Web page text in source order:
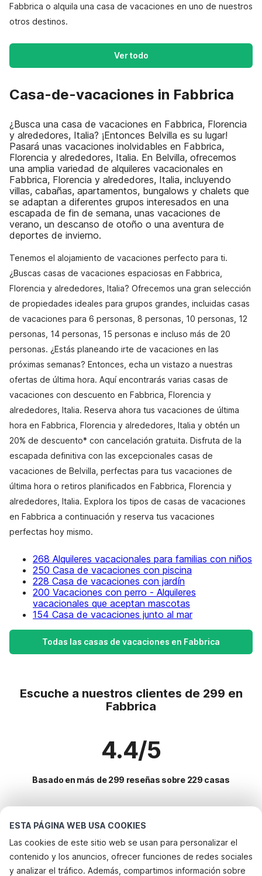
ESTA PÁGINA WEB USA COOKIES
Las cookies de este sitio web se usan para personalizar el
contenido y los anuncios, ofrecer funciones de redes sociales
y analizar el tráfico. Además, compartimos información sobre
Fabbrica o alquila una casa de vacaciones en uno de nuestros
otros destinos.
Ver todo
Casa-de-vacaciones in Fabbrica
¿Busca una casa de vacaciones en Fabbrica, Florencia
y alrededores, Italia? ¡Entonces Belvilla es su lugar!
Pasará unas vacaciones inolvidables en Fabbrica,
Florencia y alrededores, Italia. En Belvilla, ofrecemos
una amplia variedad de alquileres vacacionales en
Fabbrica, Florencia y alrededores, Italia, incluyendo
villas, cabañas, apartamentos, bungalows y chalets que
se adaptan a diferentes grupos interesados en una
escapada de fin de semana, unas vacaciones de
verano, un descanso de otoño o una aventura de
deportes de invierno.
Tenemos el alojamiento de vacaciones perfecto para ti.
¿Buscas casas de vacaciones espaciosas en Fabbrica,
Florencia y alrededores, Italia? Ofrecemos una gran selección
de propiedades ideales para grupos grandes, incluidas casas
de vacaciones para 6 personas, 8 personas, 10 personas, 12
personas, 14 personas, 15 personas e incluso más de 20
personas. ¿Estás planeando irte de vacaciones en las
próximas semanas? Entonces, echa un vistazo a nuestras
ofertas de última hora. Aquí encontrarás varias casas de
vacaciones con descuento en Fabbrica, Florencia y
alrededores, Italia. Reserva ahora tus vacaciones de última
hora en Fabbrica, Florencia y alrededores, Italia y obtén un
20% de descuento* con cancelación gratuita. Disfruta de la
escapada definitiva con las excepcionales casas de
vacaciones de Belvilla, perfectas para tus vacaciones de
última hora o retiros planificados en Fabbrica, Florencia y
alrededores, Italia. Explora los tipos de casas de vacaciones
en Fabbrica a continuación y reserva tus vacaciones
perfectas hoy mismo.
268 Alquileres vacacionales para familias con niños
250 Casa de vacaciones con piscina
228 Casa de vacaciones con jardín
200 Vacaciones con perro - Alquileres
vacacionales que aceptan mascotas
154 Casa de vacaciones junto al mar
Todas las casas de vacaciones en Fabbrica
Escuche a nuestros clientes de 299 en
Fabbrica
4.4/5
Basado en más de 299 reseñas sobre 229 casas
Destinos más populares para vacaciones
Ciudades con los mejores servicios para vacaciones
Alquileres vacacionales para familias con niños cerbaia